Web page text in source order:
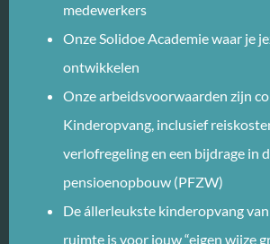
medewerkers
Onze Solidoe Academie waar je
ontwikkelen
Onze arbeidsvoorwaarden zijn
Kinderopvang, inclusief
verlofregeling en een bijdrage in
pensioenopbouw (PFZW)
De állerleukste kinderopvang
ruimte is voor jouw “eigen wijze